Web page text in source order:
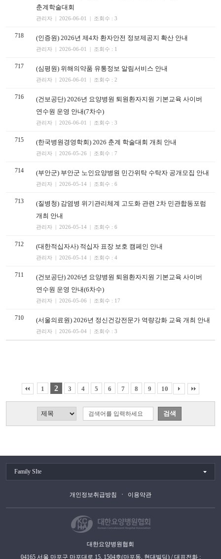
춘계학술대회
관리자 | 2026-06-01 | 조회수 : 3
718 (인증원) 2026년 제4차 환자안전 정보제공지 확산 안내
관리자 | 2026-06-01 | 조회수 : 1
717 (심평원) 위해의약품 유통정보 알림서비스 안내
관리자 | 2026-06-01 | 조회수 : 2
716
(건보공단) 2026년 요양병원 퇴원환자지원 기본교육 사이버
연수원 운영 안내(7차수)
관리자 | 2026-06-01 | 조회수 : 3
715 (한국병원경영학회) 2026 춘계 학술대회 개최 안내
관리자 | 2026-05-26 | 조회수 : 7
714 (부안군) 부안군 노인요양병원 민간위탁 수탁자 공개모집 안내
관리자 | 2026-05-14 | 조회수 : 6
713
(질병청) 감염병 위기관리체계 고도화 관련 2차 민관합동포럼
개최 안내
관리자 | 2026-05-14 | 조회수 : 6
712 (대한적십자사) 적십자 표장 보호 캠페인 안내
관리자 | 2026-05-14 | 조회수 : 4
711
(건보공단) 2026년 요양병원 퇴원환자지원 기본교육 사이버
연수원 운영 안내(6차수)
관리자 | 2026-05-06 | 조회수 : 17
710 (서울의료원) 2026년 정신건강전문가 역량강화 교육 개최 안내
관리자 | 2026-05-04 | 조회수 : 3
1 2 3 4 5 6 7 8 9 10
Family SIte
개인정보취급방침 이용약관
대한요양병원협회
04165 서울 마포구 마포대로 15, 1504호(마포동, 현대빌딩) / 대표전화 :